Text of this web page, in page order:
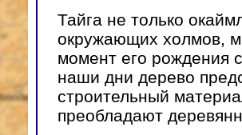
Тайга не только
окружающих холмов,
момент его рождения
наши дни дерево
строительный
преобладают